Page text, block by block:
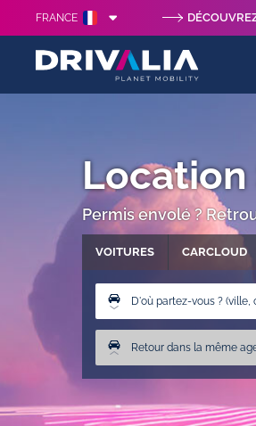
FRANCE
Location
Permis envolé ?
VOITURES CARCLOUD
D'où partez-vous ?
Retour dans la même